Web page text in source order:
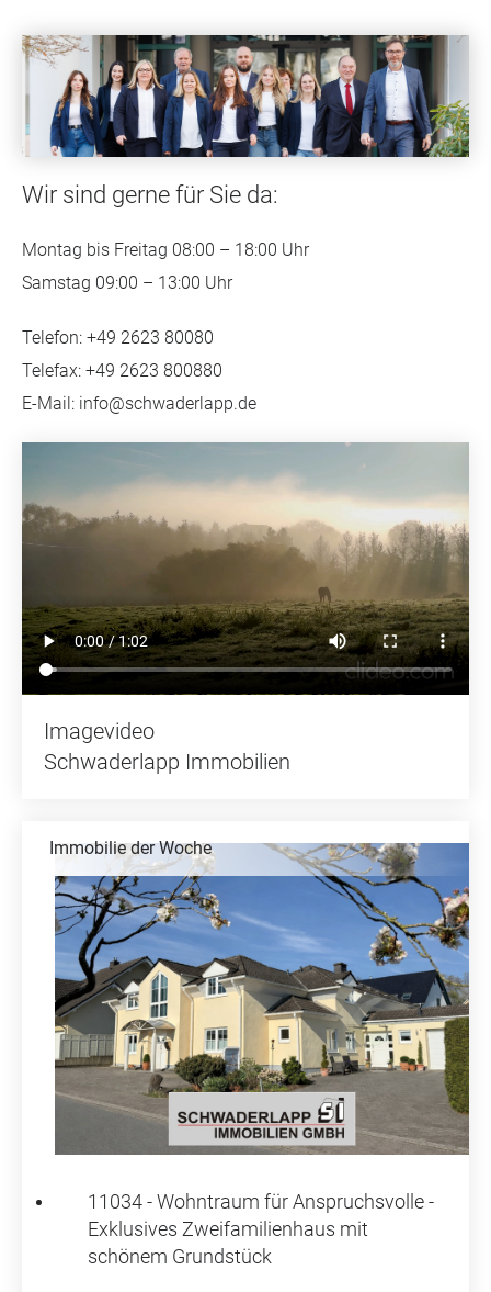
Wir sind gerne für Sie da:
Montag bis Freitag 08:00 – 18:00 Uhr
Samstag 09:00 – 13:00 Uhr
Telefon: +49 2623 80080
Telefax: +49 2623 800880
E-Mail: info@schwaderlapp.de
Imagevideo
Schwaderlapp Immobilien
Immobilie der Woche
11034 - Wohntraum für Anspruchsvolle -
Exklusives Zweifamilienhaus mit
schönem Grundstück